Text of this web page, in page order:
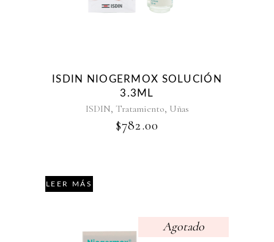
ISDIN NIOGERMOX SOLUCIÓN
3.3ML
ISDIN, Tratamiento, Uñas
$782.00
LEER MÁS
Agotado